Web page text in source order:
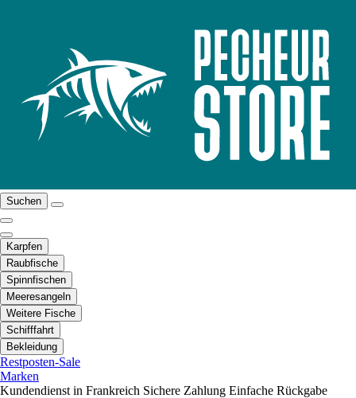
Suchen
Karpfen
Raubfische
Spinnfischen
Meeresangeln
Weitere Fische
Schifffahrt
Bekleidung
Restposten-Sale
Marken
Kundendienst in Frankreich Sichere Zahlung Einfache Rückgabe